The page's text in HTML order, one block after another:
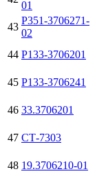
01
43
Р351-3706271-
02
44 Р133-3706201
45 Р133-3706241
46 33.3706201
47 СТ-7303
48 19.3706210-01